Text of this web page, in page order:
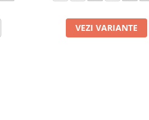
VEZI VARIANTE